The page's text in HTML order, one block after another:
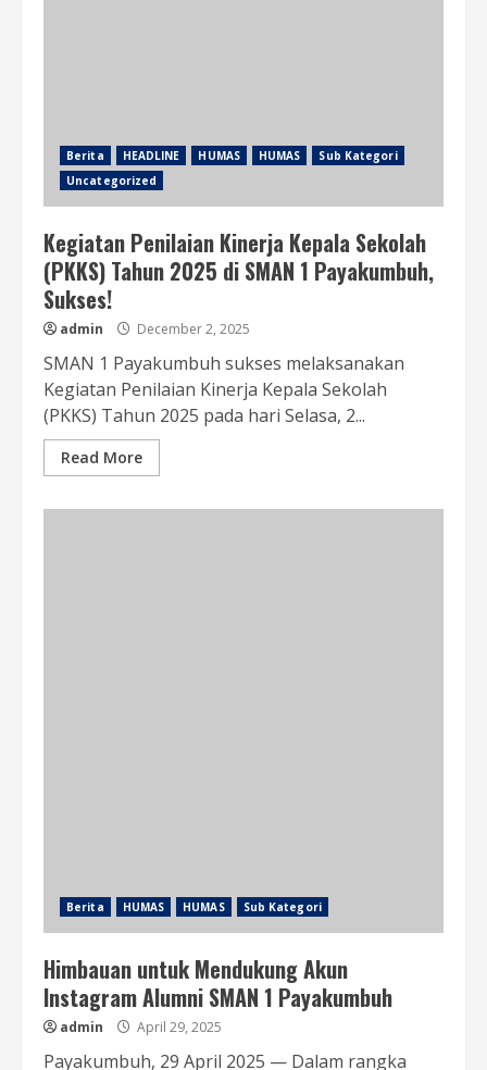
Berita HEADLINE HUMAS HUMAS
Sub Kategori
Uncategorized
Kegiatan Penilaian Kinerja Kepala Sekolah
(PKKS) Tahun 2025 di SMAN 1 Payakumbuh,
Sukses!
admin December 2, 2025
SMAN 1 Payakumbuh sukses melaksanakan
Kegiatan Penilaian Kinerja Kepala Sekolah
(PKKS) Tahun 2025 pada hari Selasa, 2...
Read More
Berita HUMAS HUMAS Sub Kategori
Himbauan untuk Mendukung Akun
Instagram Alumni SMAN 1 Payakumbuh
admin April 29, 2025
Payakumbuh, 29 April 2025 — Dalam rangka